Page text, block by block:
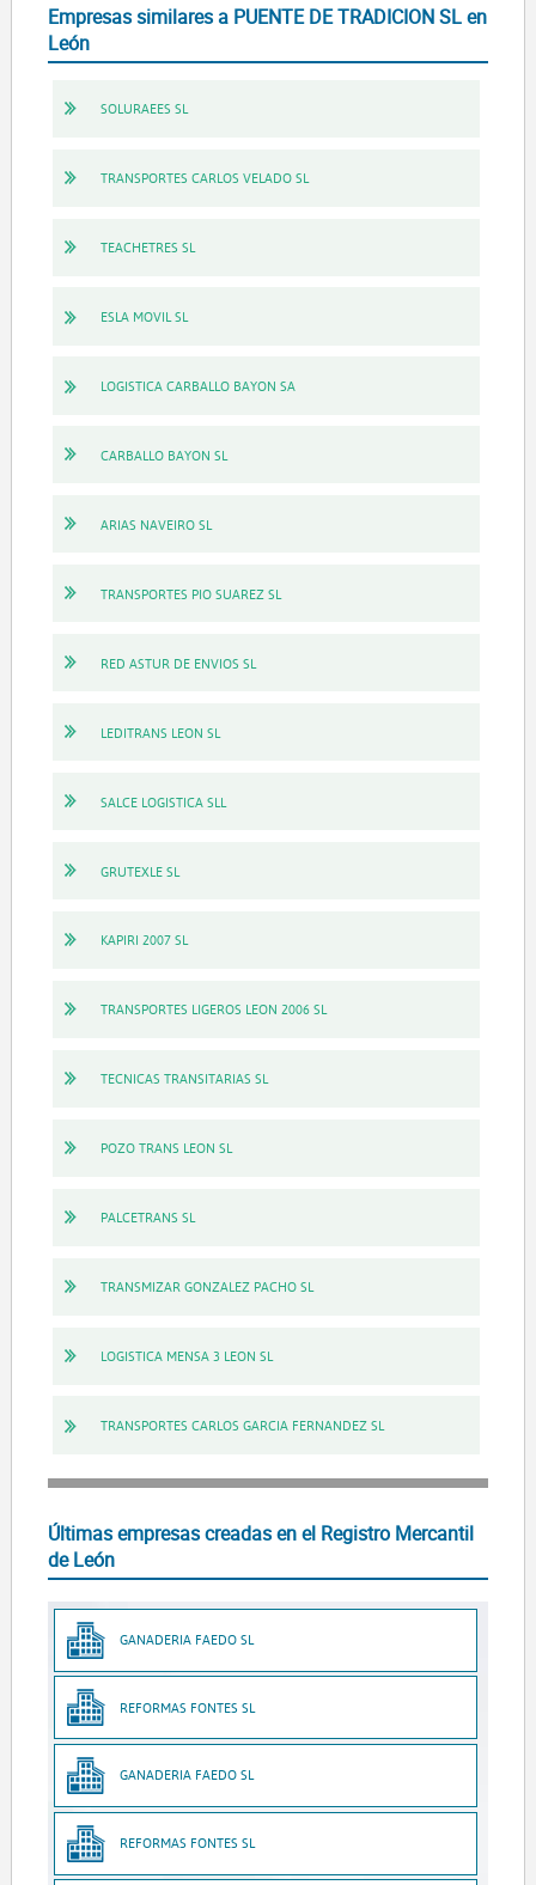
Empresas similares a PUENTE DE TRADICION SL en
León
SOLURAEES SL
TRANSPORTES CARLOS VELADO SL
TEACHETRES SL
ESLA MOVIL SL
LOGISTICA CARBALLO BAYON SA
CARBALLO BAYON SL
ARIAS NAVEIRO SL
TRANSPORTES PIO SUAREZ SL
RED ASTUR DE ENVIOS SL
LEDITRANS LEON SL
SALCE LOGISTICA SLL
GRUTEXLE SL
KAPIRI 2007 SL
TRANSPORTES LIGEROS LEON 2006 SL
TECNICAS TRANSITARIAS SL
POZO TRANS LEON SL
PALCETRANS SL
TRANSMIZAR GONZALEZ PACHO SL
LOGISTICA MENSA 3 LEON SL
TRANSPORTES CARLOS GARCIA FERNANDEZ SL
Últimas empresas creadas en el Registro Mercantil
de León
GANADERIA FAEDO SL
REFORMAS FONTES SL
GANADERIA FAEDO SL
REFORMAS FONTES SL